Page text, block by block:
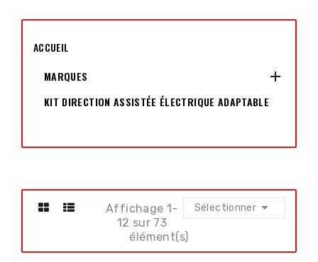
ACCUEIL
MARQUES

KIT DIRECTION ASSISTÉE ÉLECTRIQUE ADAPTABLE
Sélectionner 
Affichage 1-
12 sur 73
élément(s)